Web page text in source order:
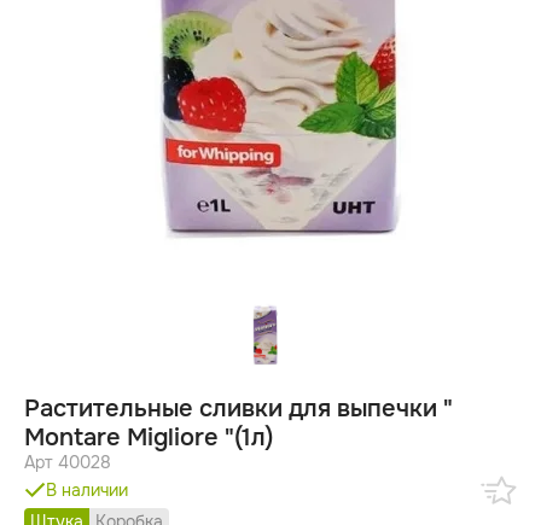
Pастительные сливки для выпечки "
Montare Migliore "(1л)
Арт 40028
В наличии